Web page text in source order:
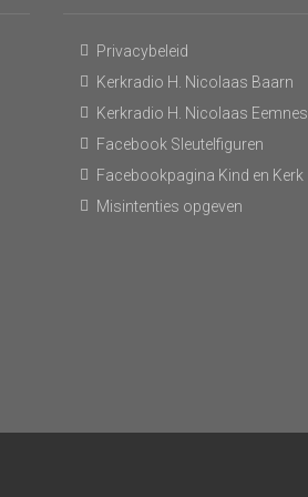
Privacybeleid
Kerkradio H. Nicolaas Baarn
Kerkradio H. Nicolaas Eemnes
Facebook Sleutelfiguren
Facebookpagina Kind en Kerk
Misintenties opgeven